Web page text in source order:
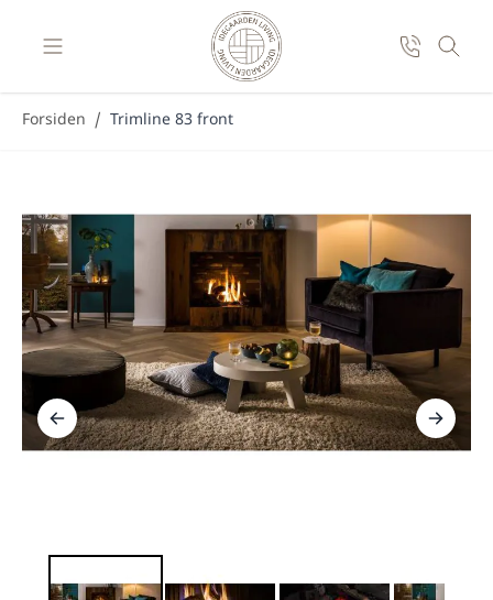
Forsiden / Trimline 83 front